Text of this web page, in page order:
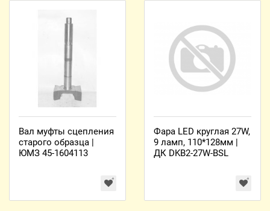
Вал муфты сцепления
старого образца |
ЮМЗ 45-1604113
Фара LED круглая 27W,
9 ламп, 110*128мм |
ДК DKB2-27W-BSL